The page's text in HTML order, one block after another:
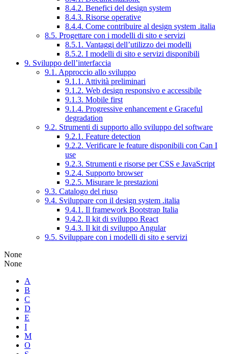
8.4.2. Benefici del design system
8.4.3. Risorse operative
8.4.4. Come contribuire al design system .italia
8.5. Progettare con i modelli di sito e servizi
8.5.1. Vantaggi dell’utilizzo dei modelli
8.5.2. I modelli di sito e servizi disponibili
9. Sviluppo dell’interfaccia
9.1. Approccio allo sviluppo
9.1.1. Attività preliminari
9.1.2. Web design responsivo e accessibile
9.1.3. Mobile first
9.1.4. Progressive enhancement e Graceful
degradation
9.2. Strumenti di supporto allo sviluppo del software
9.2.1. Feature detection
9.2.2. Verificare le feature disponibili con Can I
use
9.2.3. Strumenti e risorse per CSS e JavaScript
9.2.4. Supporto browser
9.2.5. Misurare le prestazioni
9.3. Catalogo del riuso
9.4. Sviluppare con il design system .italia
9.4.1. Il framework Bootstrap Italia
9.4.2. Il kit di sviluppo React
9.4.3. Il kit di sviluppo Angular
9.5. Sviluppare con i modelli di sito e servizi
None
None
A
B
C
D
E
I
M
O